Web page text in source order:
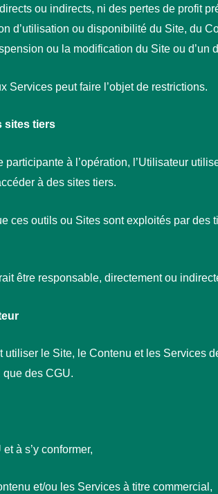
ou indirects, ni des pertes de profit
d’utilisation ou disponibilité du Site, du
ou la modification du Site ou d’un
Services peut faire l’objet de restrictions.
sites tiers
participante à l’opération, l’Utilisateur
à des sites tiers.
ces outils ou Sites sont exploités par
être responsable, directement ou
utiliser le Site, le Contenu et les
des CGU.
à s’y conformer,
et/ou les Services à titre commercial,